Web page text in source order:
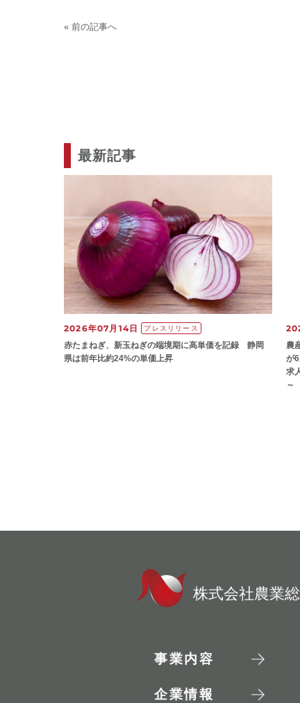
« 前の記事へ
最新記事
2026年07月14日 プレスリリース
赤たまねぎ、新玉ねぎの端境期に高単価を記録 静岡
県は前年比約24%の単価上昇
農
が
求
～
株式会社農業
事業内容
企業情報